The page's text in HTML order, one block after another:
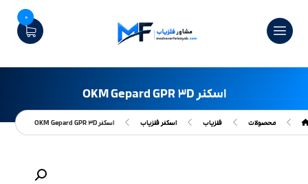
0
اسکنر OKM Gepard GPR ۳D
محصولات فلزیاب اسکنر فلزیاب اسکنر OKM Gepard GPR ۳D